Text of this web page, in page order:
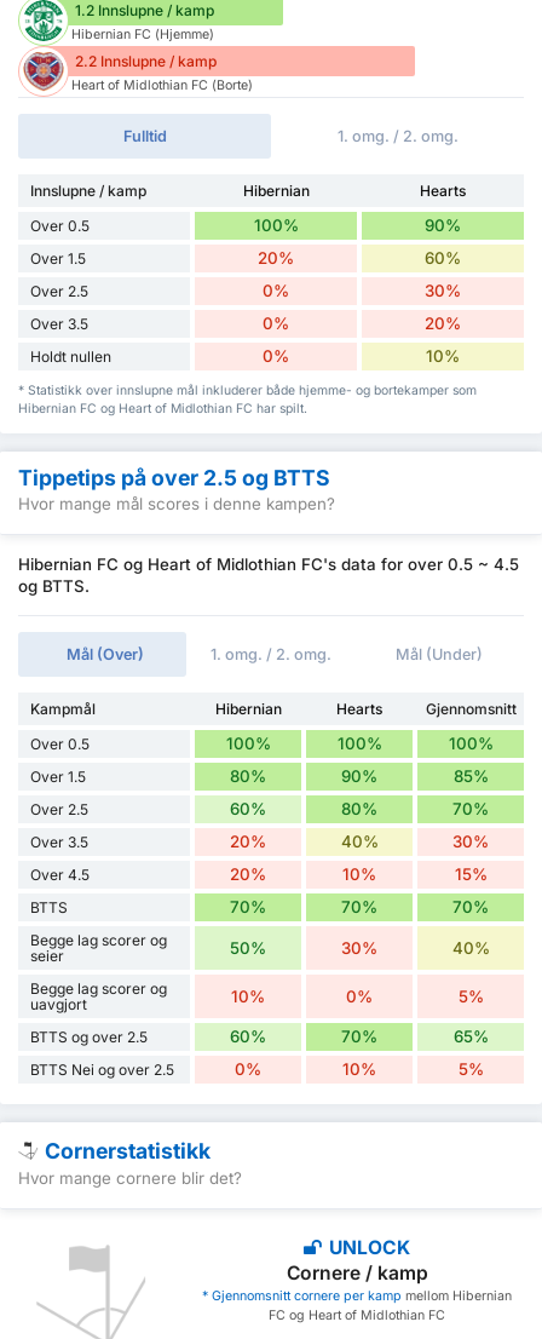
1.2 Innslupne / kamp
Hibernian FC (Hjemme)
2.2 Innslupne / kamp
Heart of Midlothian FC (Borte)
Fulltid 1. omg. / 2. omg.
Innslupne / kamp Hibernian
Hearts
Over 0.5
100% 90%
Over 1.5 20% 60%
Over 2.5 0% 30%
Over 3.5 0% 20%
Holdt nullen 0% 10%
* Statistikk over innslupne mål inkluderer både hjemme- og bortekamper som
Hibernian FC og Heart of Midlothian FC har spilt.
Tippetips på over 2.5 og BTTS
Hvor mange mål scores i denne kampen?
Hibernian FC og Heart of Midlothian FC's data for over 0.5 ~ 4.5
og BTTS.
Mål (Over) 1. omg. / 2. omg. Mål (Under)
Kampmål Hibernian Hearts
Gjennomsnitt
Over 0.5
100% 100% 100%
Over 1.5 80% 90% 85%
Over 2.5 60% 80% 70%
Over 3.5 20% 40% 30%
Over 4.5 20% 10% 15%
BTTS 70% 70% 70%
Begge lag scorer og
seier
50% 30% 40%
Begge lag scorer og
uavgjort
10% 0% 5%
BTTS og over 2.5 60% 70% 65%
BTTS Nei og over 2.5 0% 10% 5%
Cornerstatistikk
Hvor mange cornere blir det?
UNLOCK
Cornere / kamp
* Gjennomsnitt cornere per kamp mellom Hibernian
FC og Heart of Midlothian FC